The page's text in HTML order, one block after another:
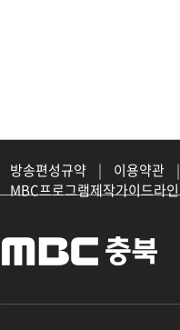
방송편성규약 | 이용약관 |
MBC프로그램제작가이드라인